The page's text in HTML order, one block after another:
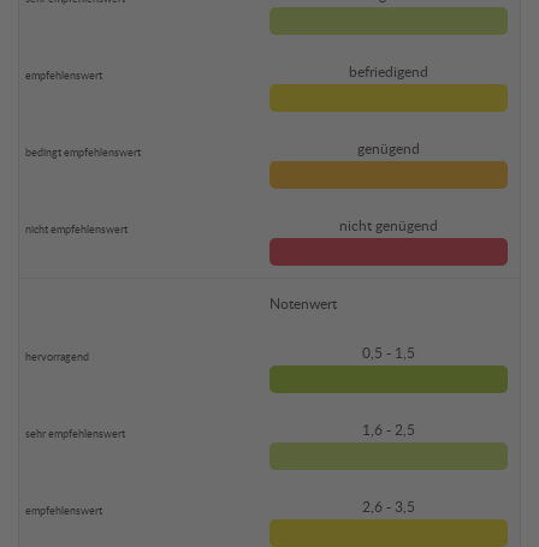
befriedigend
genügend
nicht genügend
Notenwert
0,5 - 1,5
1,6 - 2,5
2,6 - 3,5